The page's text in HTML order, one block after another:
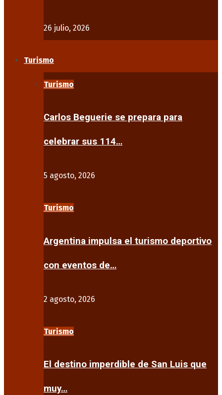
26 julio, 2026
Turismo
Turismo
Carlos Beguerie se prepara para
celebrar sus 114…
5 agosto, 2026
Turismo
Argentina impulsa el turismo deportivo
con eventos de…
2 agosto, 2026
Turismo
El destino imperdible de San Luis que
muy…